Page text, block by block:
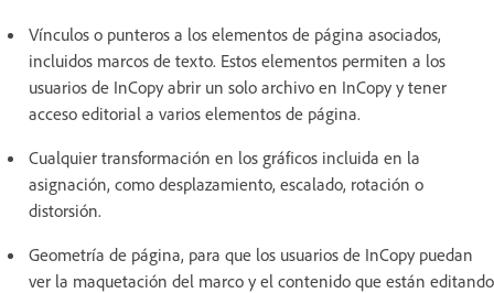
Vínculos o punteros a los elementos de página asociados,
incluidos marcos de texto. Estos elementos permiten a los
usuarios de InCopy abrir un solo archivo en InCopy y tener
acceso editorial a varios elementos de página.
Cualquier transformación en los gráficos incluida en la
asignación, como desplazamiento, escalado, rotación o
distorsión.
Geometría de página, para que los usuarios de InCopy puedan
ver la maquetación del marco y el contenido que están editando